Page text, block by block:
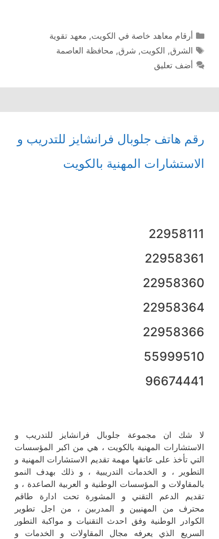
التصنيفات
أرقام معاهد خاصة في الكويت, معهد تقوية
الوسوم
الشرق, الكويت, شرق, محافظة العاصمة
أضف تعليق
رقم هاتف جلوبال فرانشايز للتدريب و
الاستشارات المهنية بالكويت
22958111
22958361
22958360
22958364
22958366
55999510
96674441
لا شك ان مجموعة جلوبال فرانشايز للتدريب و
الاستشارات المهنية بالكويت ، هي من اكبر المؤسسات
التي تأخذ على عاتقها مهمة تقديم الاستشارات المهنية و
التطوير ، و الخدمات التدريبية ، و ذلك بهدف النمو
بالمقاولات و المؤسسات الوطنية و العربية الصاعدة ، و
تقديم الدعم التقني و المشورة تحت ادارة طاقم
محترف من المهنيين و المدربين ، من اجل تطوير
الكوادر الوطنية وفق احدث التقنيات و مواكبة التطور
السريع الذي يعرفه مجال المقاولات و الخدمات و